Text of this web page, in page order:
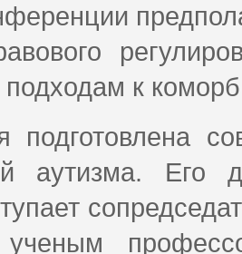
подходам к
подготовлена
аутизма. Его
ученым